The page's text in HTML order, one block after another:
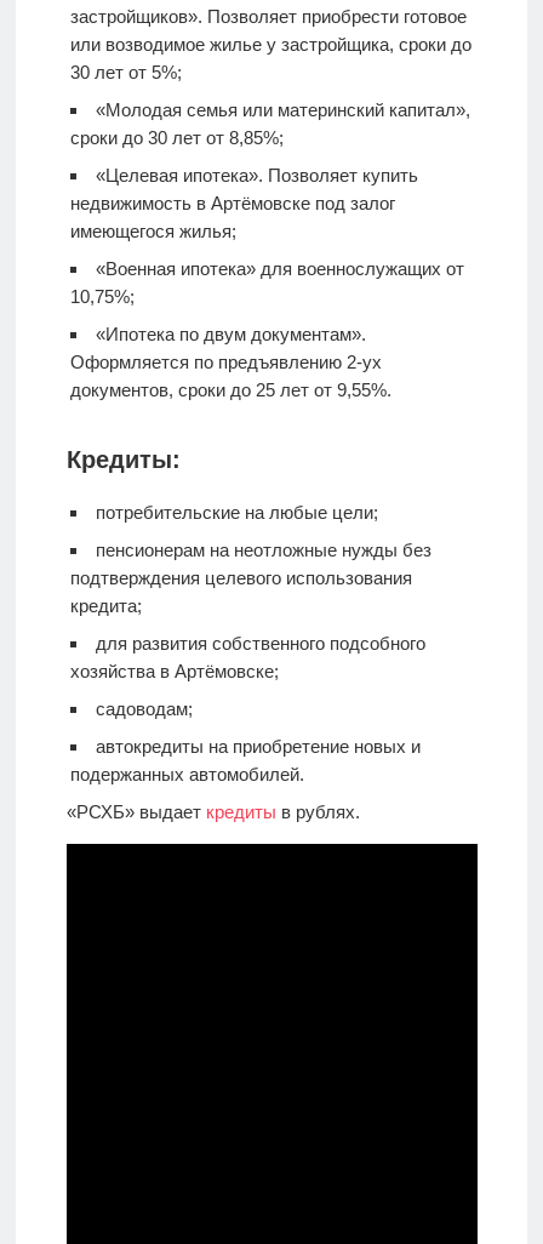
застройщиков». Позволяет приобрести готовое
или возводимое жилье у застройщика, сроки до
30 лет от 5%;
«Молодая семья или материнский капитал»,
сроки до 30 лет от 8,85%;
«Целевая ипотека». Позволяет купить
недвижимость в Артёмовске под залог
имеющегося жилья;
«Военная ипотека» для военнослужащих от
10,75%;
«Ипотека по двум документам».
Оформляется по предъявлению 2-ух
документов, сроки до 25 лет от 9,55%.
Кредиты:
потребительские на любые цели;
пенсионерам на неотложные нужды без
подтверждения целевого использования
кредита;
для развития собственного подсобного
хозяйства в Артёмовске;
садоводам;
автокредиты на приобретение новых и
подержанных автомобилей.
«РСХБ» выдает кредиты в рублях.